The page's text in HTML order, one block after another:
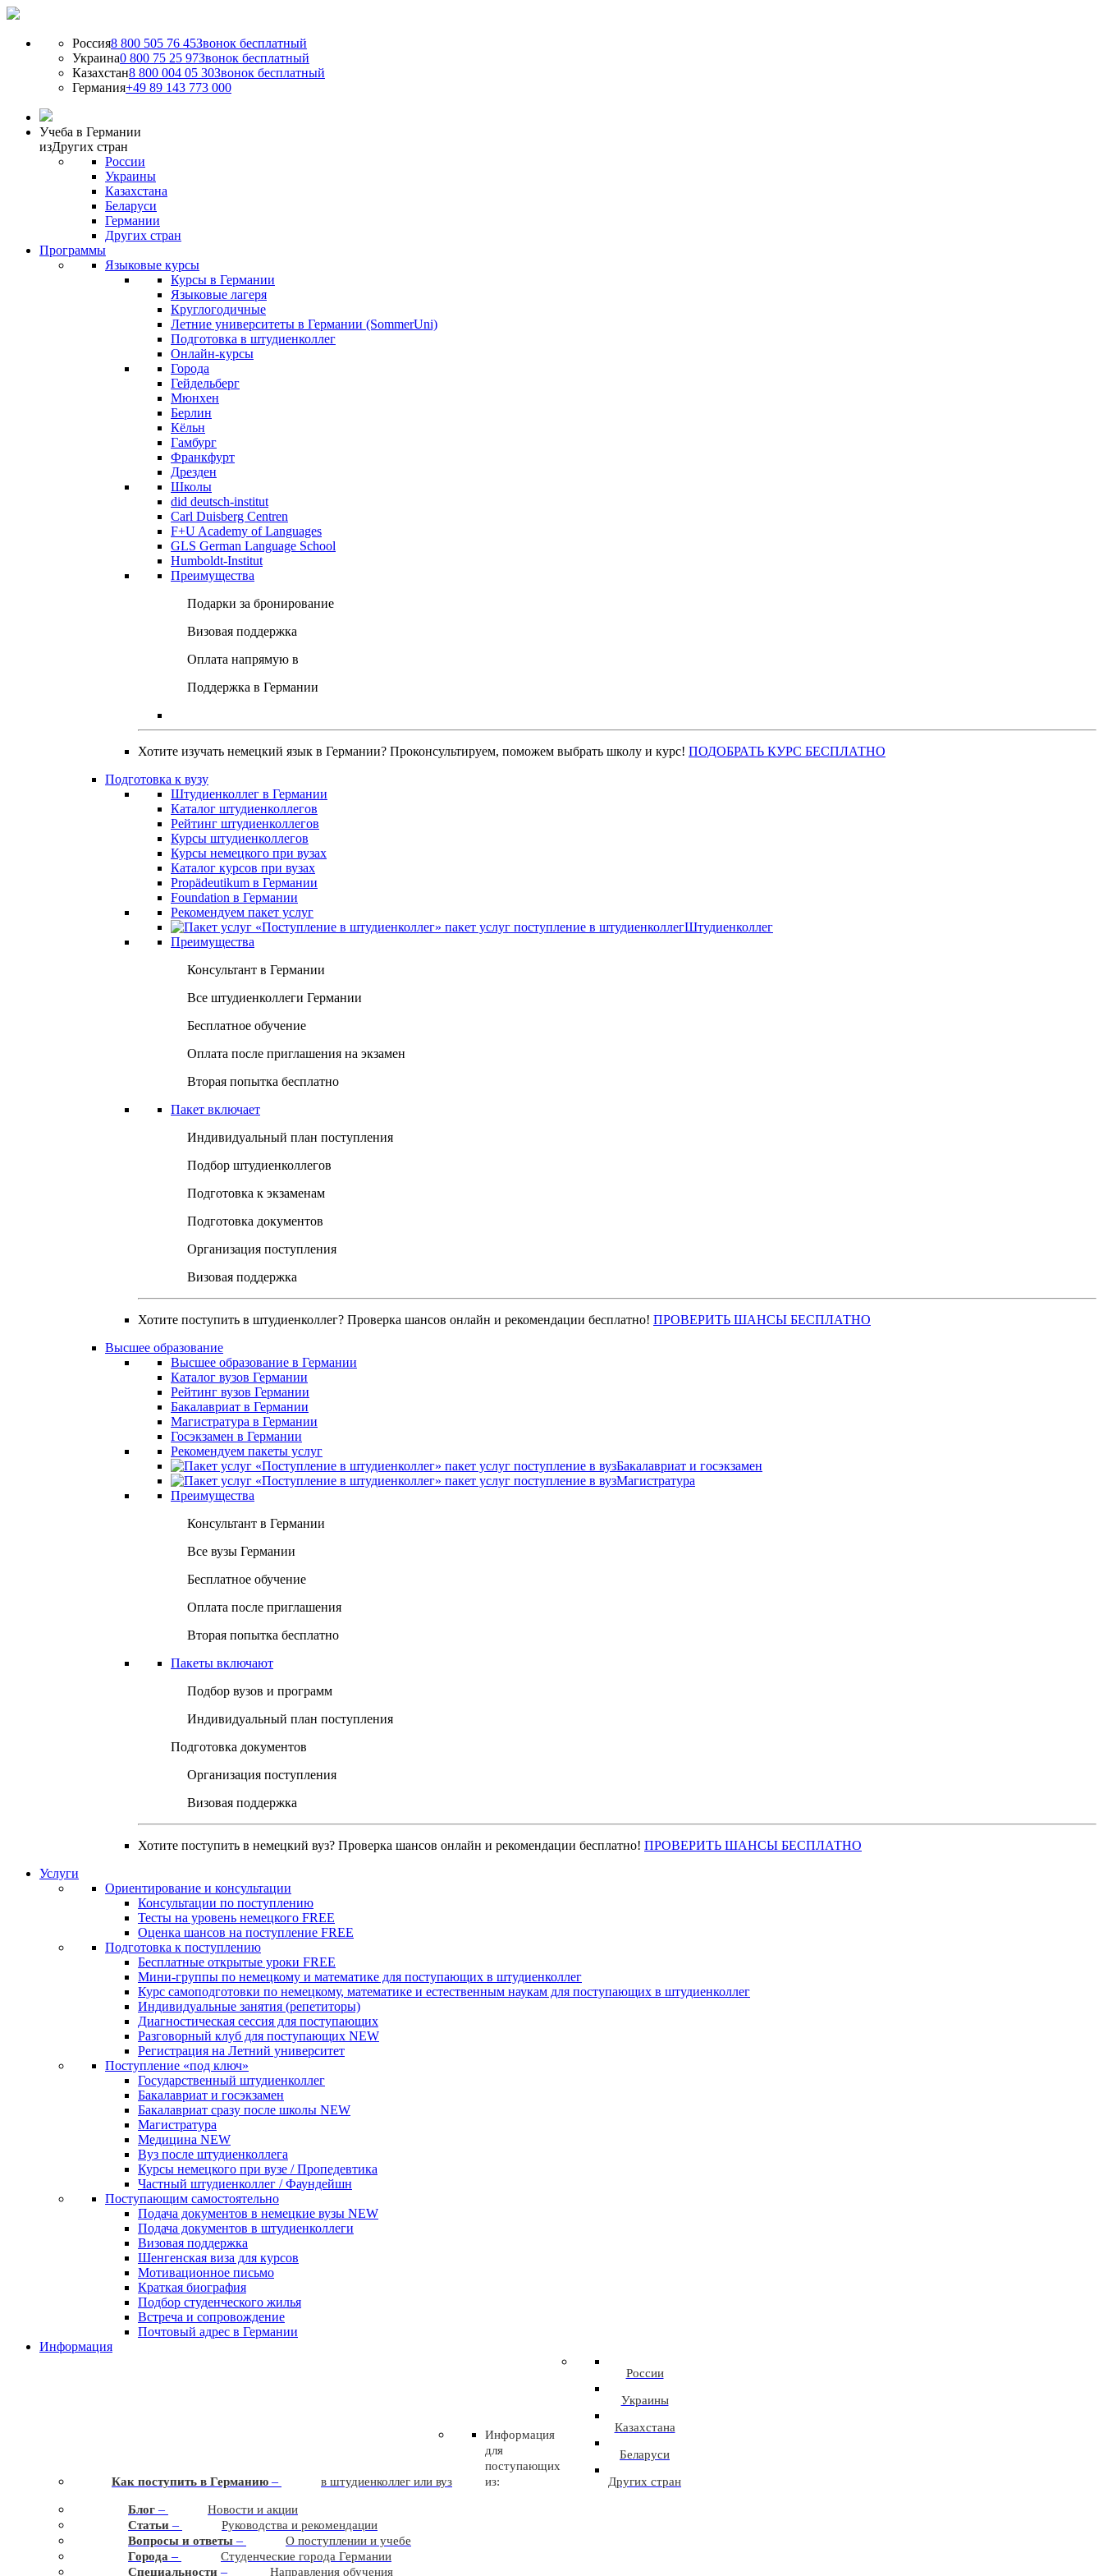
Россия8 800 505 76 45Звонок бесплатный
Украина0 800 75 25 97Звонок бесплатный
Казахстан8 800 004 05 30Звонок бесплатный
Германия+49 89 143 773 000
Учеба в Германии
изДругих стран
России
Украины
Казахстана
Беларуси
Германии
Других стран
Программы
Языковые курсы
Курсы в Германии
Языковые лагеря
Круглогодичные
Летние университеты в Германии (SommerUni)
Подготовка в штудиенколлег
Онлайн-курсы
Города
Гейдельберг
Мюнхен
Берлин
Кёльн
Гамбург
Франкфурт
Дрезден
Школы
did deutsch-institut
Carl Duisberg Centren
F+U Academy of Languages
GLS German Language School
Humboldt-Institut
Преимущества
Подарки за бронирование
Визовая поддержка
Оплата напрямую в
Поддержка в Германии
Хотите изучать немецкий язык в Германии? Проконсультируем, поможем выбрать школу и курс! ПОДОБРАТЬ КУРС БЕСПЛАТНО
Подготовка к вузу
Штудиенколлег в Германии
Каталог штудиенколлегов
Рейтинг штудиенколлегов
Курсы штудиенколлегов
Курсы немецкого при вузах
Каталог курсов при вузах
Propädeutikum в Германии
Foundation в Германии
Рекомендуем пакет услуг
Штудиенколлег
Преимущества
Консультант в Германии
Все штудиенколлеги Германии
Бесплатное обучение
Оплата после приглашения на экзамен
Вторая попытка бесплатно
Пакет включает
Индивидуальный план поступления
Подбор штудиенколлегов
Подготовка к экзаменам
Подготовка документов
Организация поступления
Визовая поддержка
Хотите поступить в штудиенколлег? Проверка шансов онлайн и рекомендации бесплатно! ПРОВЕРИТЬ ШАНСЫ БЕСПЛАТНО
Высшее образование
Высшее образование в Германии
Каталог вузов Германии
Рейтинг вузов Германии
Бакалавриат в Германии
Магистратура в Германии
Госэкзамен в Германии
Рекомендуем пакеты услуг
Бакалавриат и госэкзамен
Магистратура
Преимущества
Консультант в Германии
Все вузы Германии
Бесплатное обучение
Оплата после приглашения
Вторая попытка бесплатно
Пакеты включают
Подбор вузов и программ
Индивидуальный план поступления
Подготовка документов
Организация поступления
Визовая поддержка
Хотите поступить в немецкий вуз? Проверка шансов онлайн и рекомендации бесплатно! ПРОВЕРИТЬ ШАНСЫ БЕСПЛАТНО
Услуги
Ориентирование и консультации
Консультации по поступлению
Тесты на уровень немецкого FREE
Оценка шансов на поступление FREE
Подготовка к поступлению
Бесплатные открытые уроки FREE
Мини-группы по немецкому и математике для поступающих в штудиенколлег
Курс самоподготовки по немецкому, математике и естественным наукам для поступающих в штудиенколлег
Индивидуальные занятия (репетиторы)
Диагностическая сессия для поступающих
Разговорный клуб для поступающих NEW
Регистрация на Летний университет
Поступление «под ключ»
Государственный штудиенколлег
Бакалавриат и госэкзамен
Бакалавриат сразу после школы NEW
Магистратура
Медицина NEW
Вуз после штудиенколлега
Курсы немецкого при вузе / Пропедевтика
Частный штудиенколлег / Фаундейшн
Поступающим самостоятельно
Подача документов в немецкие вузы NEW
Подача документов в штудиенколлеги
Визовая поддержка
Шенгенская виза для курсов
Мотивационное письмо
Краткая биография
Подбор студенческого жилья
Встреча и сопровождение
Почтовый адрес в Германии
Информация
Как поступить в Германию – в штудиенколлег или вуз
Информация
для
поступающих
из:
России
Украины
Казахстана
Беларуси
Других стран
Блог –
Новости и акции
Статьи –
Руководства и рекомендации
Вопросы и ответы –
О поступлении и учебе
Города –
Студенческие города Германии
Cпециальности –
Направления обучения